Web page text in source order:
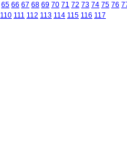
65 66 67 68 69 70 71 72 73 74 75 76
110 111 112 113 114 115 116 117